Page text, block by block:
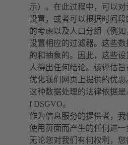
示）。在此过程中，可以
设置，或者可以根据时间
的考虑以及人口分组（例如
设置相应的过滤器。这些
的和抽象的。因此，这些
人得出任何结论。该评估
优化我们网页上提供的优惠
这种数据处理的法律依据是
f DSGVO。
作为信息服务的提供者，
使用页面而产生的任何进一
无论您对我们有何权利，